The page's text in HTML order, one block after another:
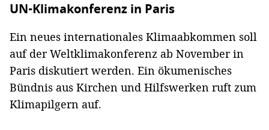
UN-Klimakonferenz in Paris
Ein neues internationales Klimaabkommen soll
auf der Weltklimakonferenz ab November in
Paris diskutiert werden. Ein ökumenisches
Bündnis aus Kirchen und Hilfswerken ruft zum
Klimapilgern auf.